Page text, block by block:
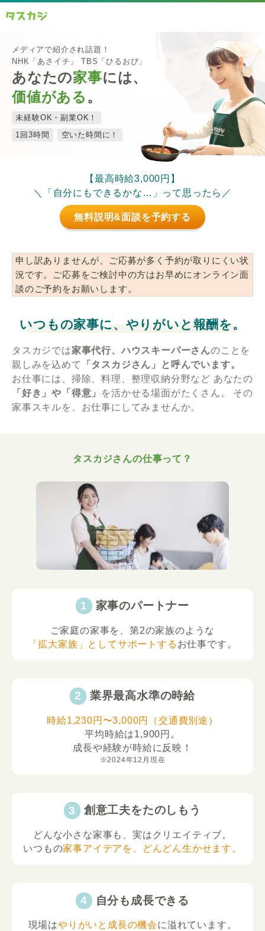
メディアで紹介され話題！
NHK「あさイチ」 TBS「ひるおび」
あなたの家事には、
価値がある 。
未経験OK・副業OK！
1回3時間
空いた時間に！
【最高時給3,000円】
＼「自分にもできるかな…」って思ったら／
無料説明&面談を予約する
申し訳ありませんが、ご応募が多く予約が取りにくい状
況です。ご応募をご検討中の方はお早めにオンライン面
談のご予約をお願いします。
いつもの家事に、やりがいと報酬を。
タスカジでは家事代行、ハウスキーパーさんのことを
親しみを込めて
「タスカジさん」と呼んでいます。
お仕事には、掃除、料理、整理収納分野など あなたの
「好き」や「得意」
を活かせる場面がたくさん。
その
家事スキルを、お仕事にしてみませんか。
タスカジさんの仕事って？
家事のパートナー
ご家庭の家事を、第2の家族のような
「拡大家族」としてサポートする お仕事です。
業界最高水準の時給
時給1,230円〜3,000円（交通費別途）
平均時給は1,900円。
成長や経験が時給に反映！
※2024年12月現在
創意工夫をたのしもう
どんな小さな家事も、実はクリエイティブ。
いつもの家事アイデアを、どんどん生かせます。
自分も成長できる
現場はやりがいと成長の機会に溢れています。